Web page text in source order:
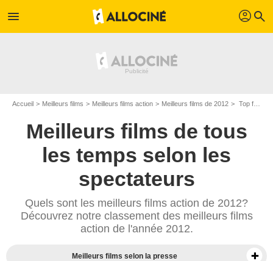
menu profil search
Accueil Meilleurs films Meilleurs films action Meilleurs films de 2012 Top films action de 2012
Meilleurs films de tous
les temps selon les
spectateurs
Quels sont les meilleurs films action de 2012?
Découvrez notre classement des meilleurs films
action de l'année 2012.
Meilleurs films selon la presse